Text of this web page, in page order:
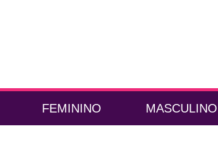
FEMININO MASCULINO